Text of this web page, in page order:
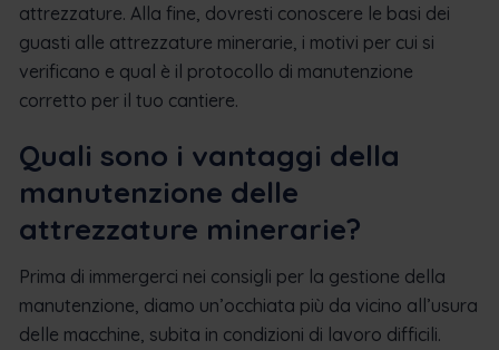
attrezzature. Alla fine, dovresti conoscere le basi dei
guasti alle attrezzature minerarie, i motivi per cui si
verificano e qual è il protocollo di manutenzione
corretto per il tuo cantiere.
Quali sono i vantaggi della
manutenzione delle
attrezzature minerarie?
Prima di immergerci nei consigli per la gestione della
manutenzione, diamo un’occhiata più da vicino all’usura
delle macchine, subita in condizioni di lavoro difficili.